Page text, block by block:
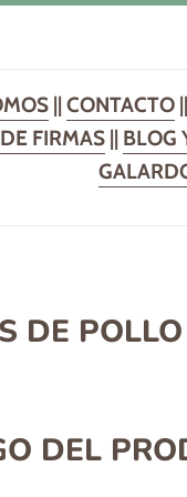
|| CONTACTO ||
FIRMAS || BLOG
DE
DEL